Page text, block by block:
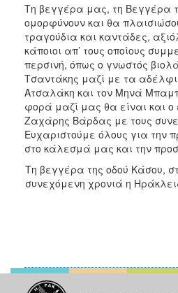
Τη βεγγέρα μας, τη Βεγγέρα
ομορφύνουν και θα
τραγούδια και καντάδες,
κάποιοι απ’ τους οποίους
περσινή, όπως ο γνωστός
Τσαντάκης μαζί με τα
Ατσαλάκη και τον Μηνά
φορά μαζί μας θα είναι και ο
Ζαχάρης Βάρδας με τους
Ευχαριστούμε όλους για την
στο κάλεσμά μας και την
Τη βεγγέρα της οδού Κάσου,
συνεχόμενη χρονιά η